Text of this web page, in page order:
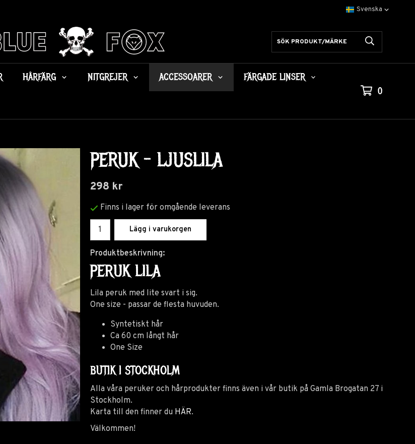
HÅRFÄRG NITGREJER ACCESSOARER FÄRGADE LINSER
0
PERUK - LJUSLILA
298 kr
Finns i lager för omgående leverans
Lägg i varukorgen
Produktbeskrivning:
PERUK LILA
Lila peruk med lite svart i sig.
One size - passar de flesta huvuden.
Syntetiskt hår
Ca 60 cm långt hår
One Size
BUTIK I STOCKHOLM
Alla våra peruker och hårprodukter finns även i vår butik på Gamla Brogatan 27 i
Stockholm.
Karta till den finner du HÄR.
Välkommen!